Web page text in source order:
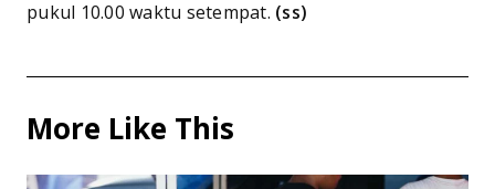
pukul 10.00 waktu setempat. (ss)
More Like This